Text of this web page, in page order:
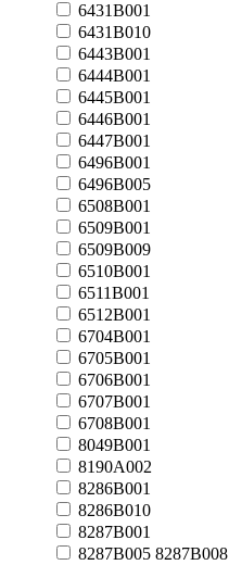
6431B001
6431B010
6443B001
6444B001
6445B001
6446B001
6447B001
6496B001
6496B005
6508B001
6509B001
6509B009
6510B001
6511B001
6512B001
6704B001
6705B001
6706B001
6707B001
6708B001
8049B001
8190A002
8286B001
8286B010
8287B001
8287B005 8287B008